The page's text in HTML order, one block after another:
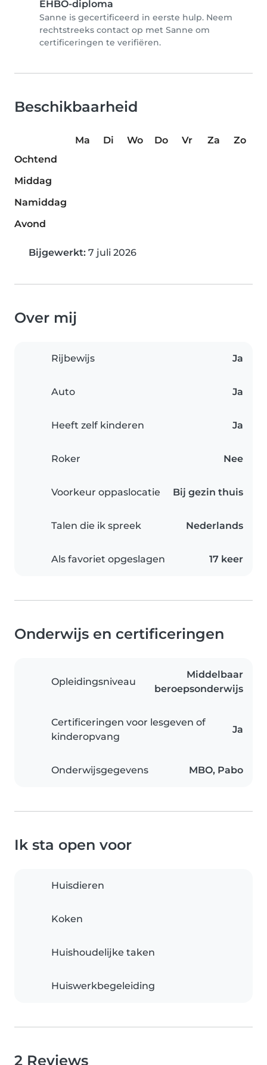
EHBO-diploma
Sanne is gecertificeerd in eerste hulp. Neem
rechtstreeks contact op met Sanne om
certificeringen te verifiëren.
Beschikbaarheid
Ma Di Wo Do Vr Za
Zo
Ochtend
Middag
Namiddag
Avond
Bijgewerkt: 7 juli 2026
Over mij
Rijbewijs Ja
Auto Ja
Heeft zelf kinderen Ja
Roker Nee
Voorkeur oppaslocatie Bij gezin thuis
Talen die ik spreek Nederlands
Als favoriet opgeslagen 17 keer
Onderwijs en certificeringen
Opleidingsniveau
Middelbaar
beroepsonderwijs
Certificeringen voor lesgeven of
kinderopvang
Ja
Onderwijsgegevens MBO, Pabo
Ik sta open voor
Huisdieren
Koken
Huishoudelijke taken
Huiswerkbegeleiding
2 Reviews